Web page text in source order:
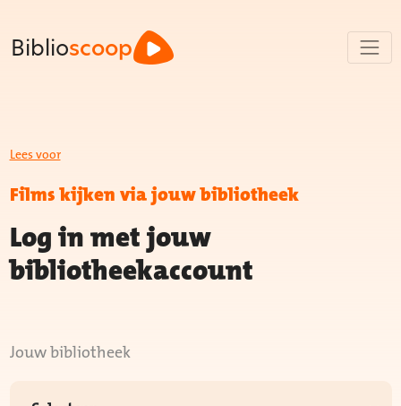
Biblioscoop
Lees voor
Films kijken via jouw bibliotheek
Log in met jouw
bibliotheekaccount
Jouw bibliotheek